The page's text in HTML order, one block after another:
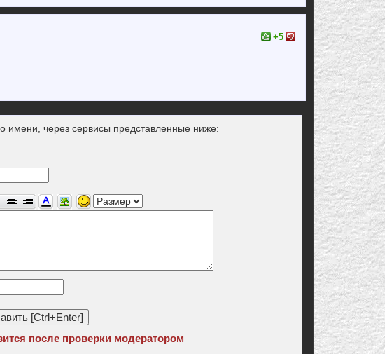
+5
имени, через сервисы представленные ниже:
после проверки модератором